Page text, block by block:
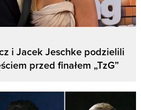
i Jacek Jeschke podzielili
przed finałem „TzG”